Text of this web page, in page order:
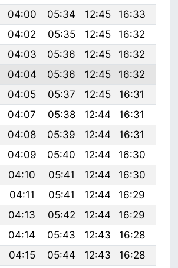
04:00 05:34 12:45 16:33
04:02 05:35 12:45 16:32
04:03 05:36 12:45 16:32
04:04 05:36 12:45 16:32
04:05 05:37 12:45 16:31
04:07 05:38 12:44 16:31
04:08 05:39 12:44 16:31
04:09 05:40 12:44 16:30
04:10 05:41 12:44 16:30
04:11 05:41 12:44 16:29
04:13 05:42 12:44 16:29
04:14 05:43 12:43 16:28
04:15 05:44 12:43 16:28